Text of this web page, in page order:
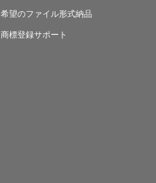
希望のファイル形式納品
商標登録サポート